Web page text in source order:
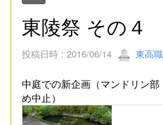
東陵祭 その４
投稿日時 : 2016/06/14 東高
中庭での新企画（マンドリン
め中止）